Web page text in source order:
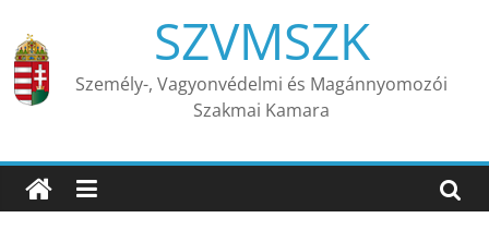
content
SZVMSZK
Személy-, Vagyonvédelmi és Magánnyomozói
Szakmai Kamara